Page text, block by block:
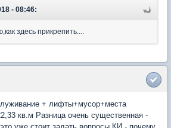
- 08:46:
здесь прикрепить....
+ лифты+мусор+места
кв.м Разница очень существенная -